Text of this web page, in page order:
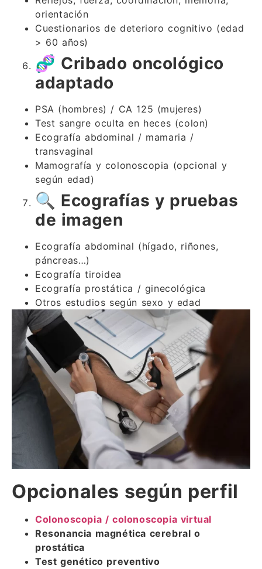
orientación
Cuestionarios de deterioro cognitivo (edad
> 60 años)
🧬 Cribado oncológico
adaptado
PSA (hombres) / CA 125 (mujeres)
Test sangre oculta en heces (colon)
Ecografía abdominal / mamaria /
transvaginal
Mamografía y colonoscopia (opcional y
según edad)
🔍 Ecografías y pruebas
de imagen
Ecografía abdominal (hígado, riñones,
páncreas…)
Ecografía tiroidea
Ecografía prostática / ginecológica
Otros estudios según sexo y edad
Opcionales según perfil
Colonoscopia / colonoscopia virtual
Resonancia magnética cerebral o
prostática
Test genético preventivo